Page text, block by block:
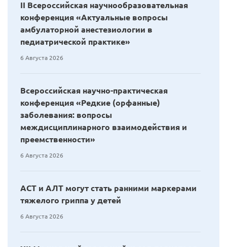
II Всероссийская научнообразовательная
конференция «Актуальные вопросы
амбулаторной анестезиологии в
педиатрической практике»
6 Августа 2026
Всероссийская научно-практическая
конференция «Редкие (орфанные)
заболевания: вопросы
междисциплинарного взаимодействия и
преемственности»
6 Августа 2026
АСТ и АЛТ могут стать ранними маркерами
тяжелого гриппа у детей
6 Августа 2026